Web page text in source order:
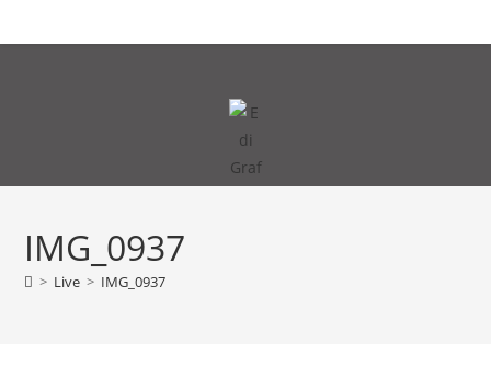
Inhalt
IMG_0937
> Live > IMG_0937